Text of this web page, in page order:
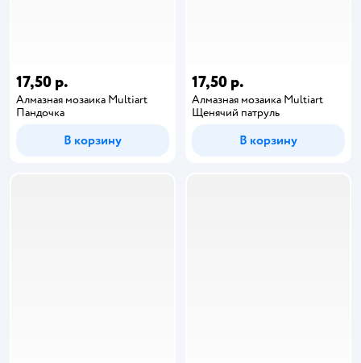
17,50 р.
Алмазная мозаика Multiart
Пандочка
В корзину
17,50 р.
Алмазная мозаика Multiart
Щенячий патруль
В корзину